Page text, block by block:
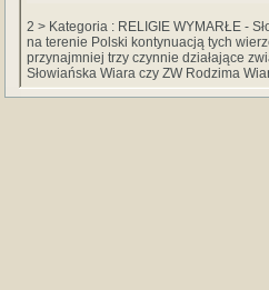
2 > Kategoria : RELIGIE WYMARŁE -
na terenie Polski kontynuacją tych
przynajmniej trzy czynnie działające
Słowiańska Wiara czy ZW Rodzima